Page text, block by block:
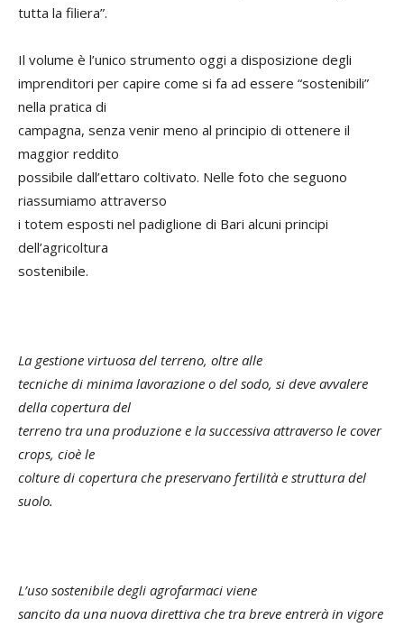
tutta la filiera”.
Il volume è l’unico strumento oggi a disposizione degli
imprenditori per capire come si fa ad essere “sostenibili”
nella pratica di
campagna, senza venir meno al principio di ottenere il
maggior reddito
possibile dall’ettaro coltivato. Nelle foto che seguono
riassumiamo attraverso
i totem esposti nel padiglione di Bari alcuni principi
dell’agricoltura
sostenibile.
La gestione virtuosa del terreno, oltre alle
tecniche di minima lavorazione o del sodo, si deve avvalere
della copertura del
terreno tra una produzione e la successiva attraverso le cover
crops, cioè le
colture di copertura che preservano fertilità e struttura del
suolo.
L’uso sostenibile degli agrofarmaci viene
sancito da una nuova direttiva che tra breve entrerà in vigore